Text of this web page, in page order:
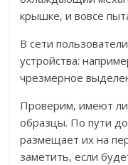
крышке, и вовсе
В сети
устройства:
чрезмерное
Проверим, имеют
образцы. По пути
размещает их на
заметить, если